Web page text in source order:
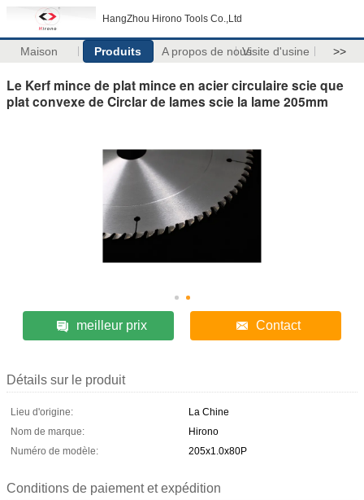
HangZhou Hirono Tools Co.,Ltd
Maison Produits A propos de nousVisite d'usine >>
Le Kerf mince de plat mince en acier circulaire scie que
plat convexe de Circlar de lames scie la lame 205mm
meilleur prix Contact
Détails sur le produit
Lieu d'origine:
La Chine
Nom de marque:
Hirono
Numéro de modèle:
205x1.0x80P
Conditions de paiement et expédition